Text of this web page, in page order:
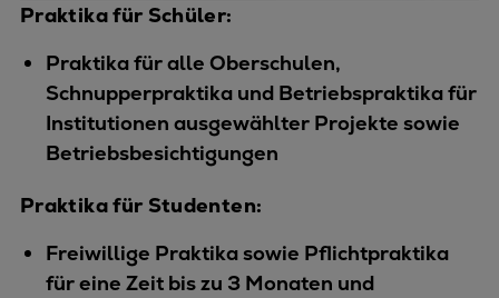
Praktika für Schüler:
Praktika für alle Oberschulen,
Schnupperpraktika und Betriebspraktika für
Institutionen ausgewählter Projekte sowie
Betriebsbesichtigungen
Praktika für Studenten:
Freiwillige Praktika sowie Pflichtpraktika
für eine Zeit bis zu 3 Monaten und